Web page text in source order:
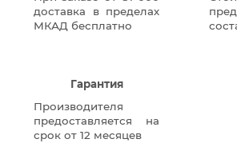
доставка в пределах
МКАД бесплатно
Гарантия
Производителя
предоставляется на
срок от 12 месяцев